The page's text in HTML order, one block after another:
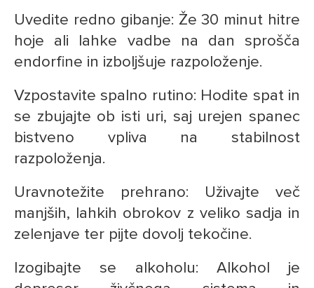
Uvedite redno gibanje: Že 30 minut hitre
hoje ali lahke vadbe na dan sprošča
endorfine in izboljšuje razpoloženje.
Vzpostavite spalno rutino: Hodite spat in
se zbujajte ob isti uri, saj urejen spanec
bistveno vpliva na stabilnost
razpoloženja.
Uravnotežite prehrano: Uživajte več
manjših, lahkih obrokov z veliko sadja in
zelenjave ter pijte dovolj tekočine.
Izogibajte se alkoholu: Alkohol je